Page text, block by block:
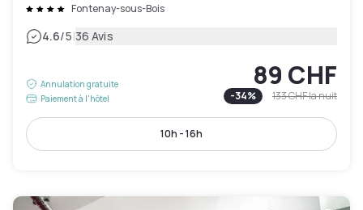
Fontenay-sous-Bois
4.6/5|36 Avis
Annulation gratuite
Paiement à l'hôtel
89 CHF
-34% 133 CHFla nuit
10h - 16h